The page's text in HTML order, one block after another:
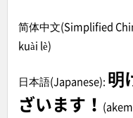
简体中文(Simplified
kuài lè)
日本語(Japanese): 明
ざいます！